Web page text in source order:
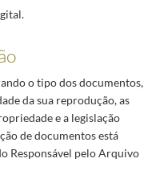
o tipo dos documentos,
da sua reprodução, as
e a legislação
de documentos está
Responsável pelo Arquivo